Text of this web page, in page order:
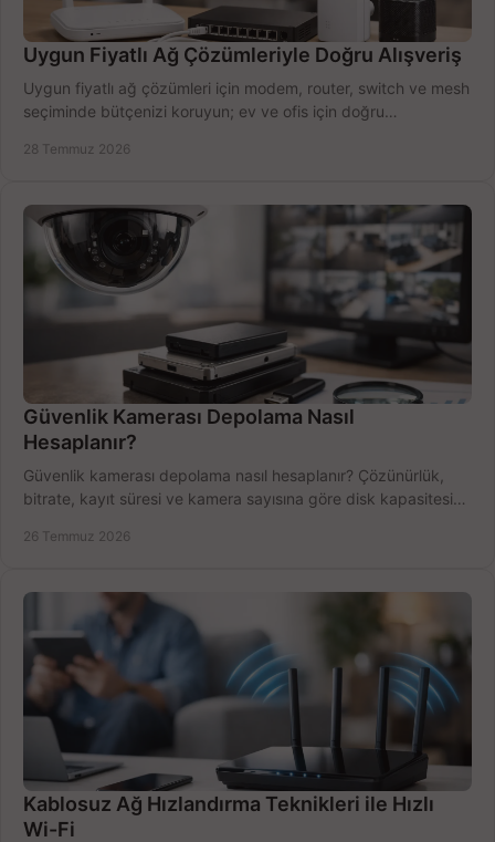
Uygun Fiyatlı Ağ Çözümleriyle Doğru Alışveriş
Uygun fiyatlı ağ çözümleri için modem, router, switch ve mesh
seçiminde bütçenizi koruyun; ev ve ofis için doğru
28 Temmuz 2026
Güvenlik Kamerası Depolama Nasıl
Hesaplanır?
Güvenlik kamerası depolama nasıl hesaplanır? Çözünürlük,
bitrate, kayıt süresi ve kamera sayısına göre disk kapasitesini
26 Temmuz 2026
Kablosuz Ağ Hızlandırma Teknikleri ile Hızlı
Wi-Fi